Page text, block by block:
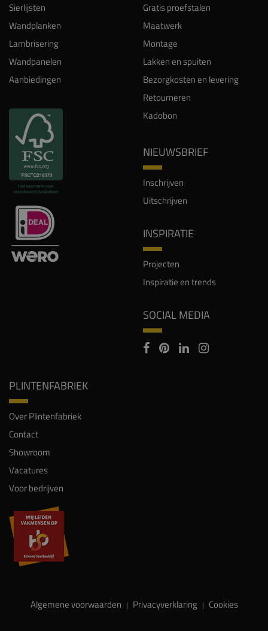
Sierlijsten
Wandplanken
Lambrisering
Wandpanelen
Aanbiedingen
Gratis proefstalen
Maatwerk
Montage
Lakken en spuiten
Bezorgkosten en levering
Retourneren
Kadobon
NIEUWSBRIEF
Inschrijven
Uitschrijven
INSPIRATIE
Projecten
Inspiratie en trends
SOCIAL MEDIA
PLINTENFABRIEK
Over Plintenfabriek
Contact
Showroom
Vacatures
Voor bedrijven
Algemene voorwaarden | Privacyverklaring | Cookies